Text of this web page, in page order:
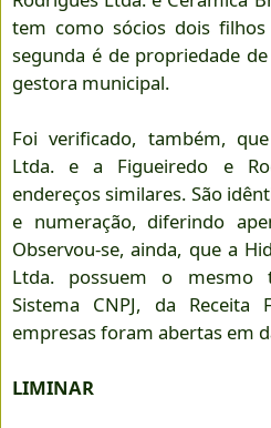
tem como sócios dois
segunda é de propriedade
gestora municipal.
Foi verificado, também,
Ltda. e a Figueiredo e
endereços similares. São
e numeração, diferindo
Observou-se, ainda, que a
Ltda. possuem o mesmo
Sistema CNPJ, da Receita
empresas foram abertas em
LIMINAR